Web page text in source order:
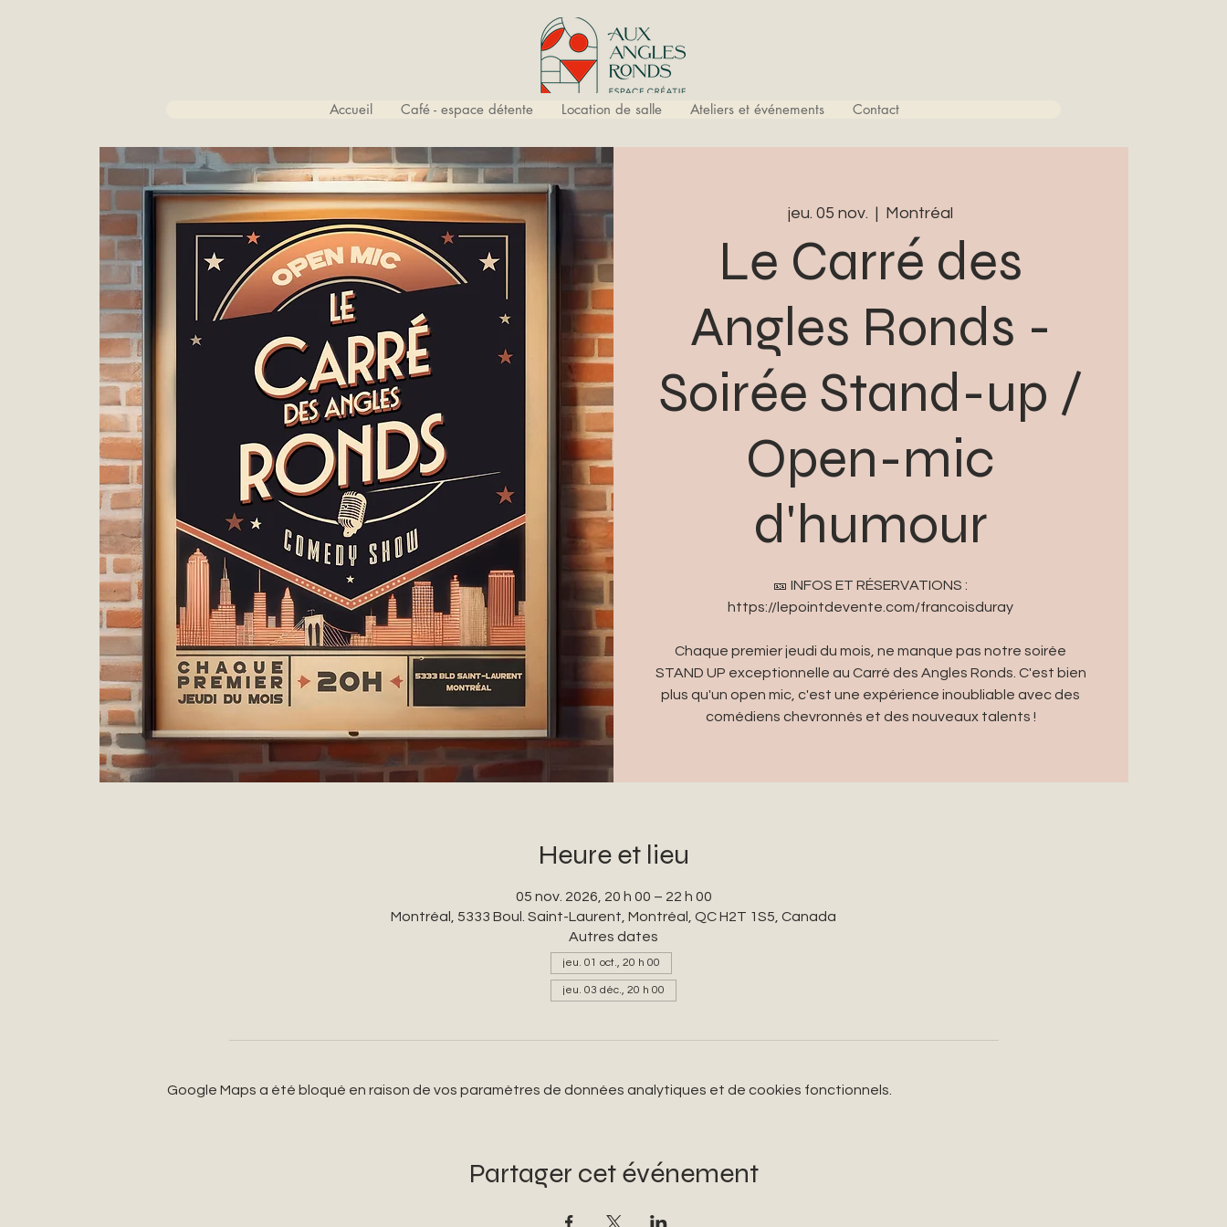
Accueil Café - espace détente Location de salle Ateliers et événements Contact
jeu. 05 nov.
  |
Montréal
Le Carré des
Angles Ronds -
Soirée Stand-up /
Open-mic
d'humour
🎫 INFOS ET RÉSERVATIONS :
https://lepointdevente.com/francoisduray
Chaque premier jeudi du mois, ne manque pas notre soirée
STAND UP exceptionnelle au Carré des Angles Ronds. C'est bien
plus qu'un open mic, c'est une expérience inoubliable avec des
comédiens chevronnés et des nouveaux talents !
Heure et lieu
05 nov. 2026, 20 h 00 – 22 h 00
Montréal, 5333 Boul. Saint-Laurent, Montréal, QC H2T 1S5, Canada
Autres dates
jeu. 01 oct., 20 h 00
jeu. 03 déc., 20 h 00
Google Maps a été bloqué en raison de vos paramètres de données analytiques et de cookies fonctionnels.
Partager cet événement